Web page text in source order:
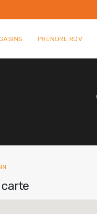
PRENDRE RDV
carte